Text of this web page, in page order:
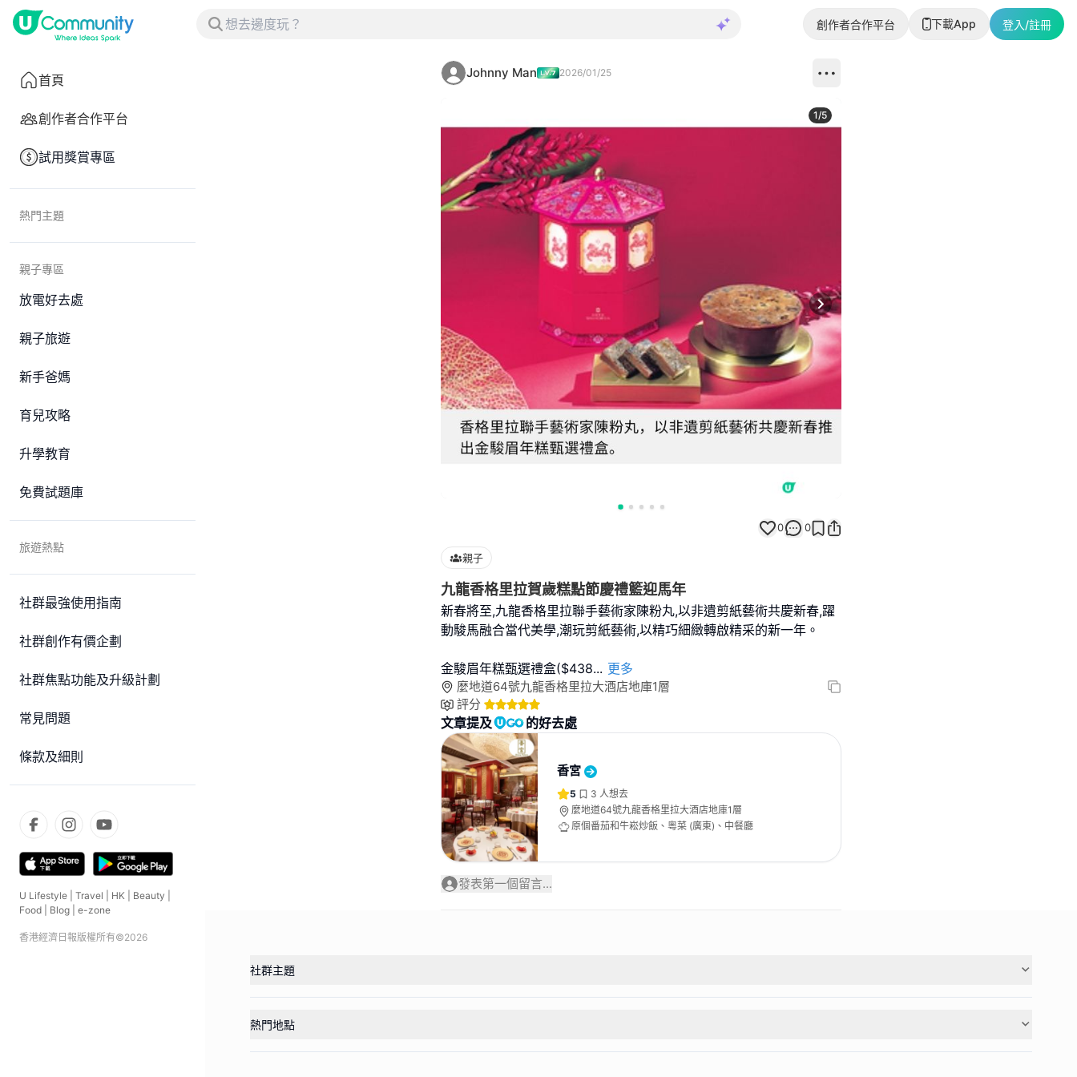
創作者合作平台 下載App 登入/註冊
首頁
創作者合作平台
試用獎賞專區
熱門主題
親子專區
放電好去處
親子旅遊
新手爸媽
育兒攻略
升學教育
免費試題庫
旅遊熱點
社群最強使用指南
社群創作有價企劃
社群焦點功能及升級計劃
常見問題
條款及細則
U Lifestyle Travel HK Beauty
Food
Blog e-zone
香港經濟日報版權所有©2026
Johnny Man 2026/01/25
Next slide
1/5
0 0
親子
九龍香格里拉賀歲糕點節慶禮籃迎馬年
新春將至,九龍香格里拉聯手藝術家陳粉丸,以非遺剪紙藝術共慶新春,躍
動駿馬融合當代美學,潮玩剪紙藝術,以精巧細緻轉啟精采的新一年。
金駿眉年糕甄選禮盒($438... 更多
麼地道64號九龍香格里拉大酒店地庫1層
評分
文章提及 的好去處
香宮
5 3 人想去
麼地道64號九龍香格里拉大酒店地庫1層
原個番茄和牛崧炒飯、粵菜 (廣東)、中餐廳
發表第一個留言...
社群主題
熱門地點